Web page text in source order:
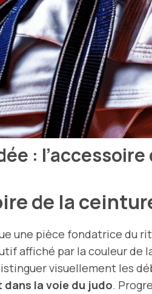
:
de la
une pièce fondatrice du
affiché par la couleur de
visuellement les
dans la voie du judo.